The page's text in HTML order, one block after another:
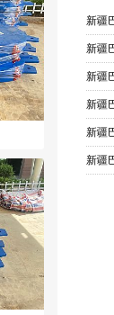
新疆
新疆
新疆
新疆
新疆
新疆